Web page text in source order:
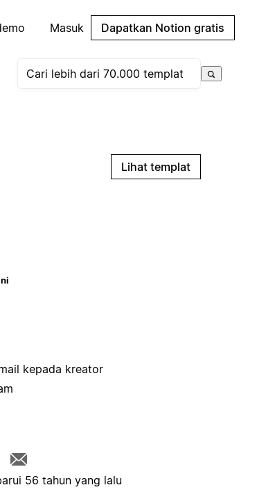
Masuk Dapatkan Notion gratis
Lihat templat
kepada kreator
56 tahun yang lalu